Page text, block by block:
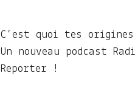
C’est quoi tes
Un nouveau podcast
Reporter !